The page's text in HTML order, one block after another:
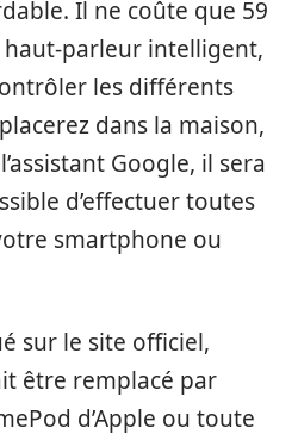
Il ne coûte que 59
haut-parleur intelligent,
les différents
dans la maison,
Google, il sera
d’effectuer toutes
smartphone ou
sur le site officiel,
être remplacé par
d’Apple ou toute